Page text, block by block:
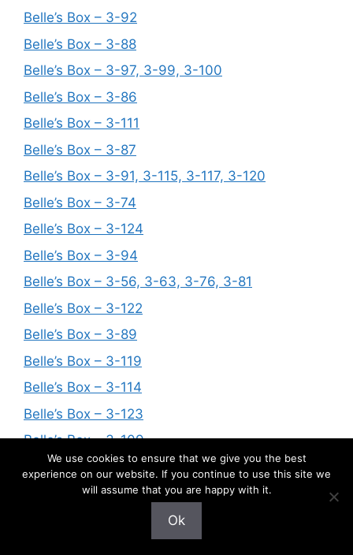
Belle’s Box – 3-92
Belle’s Box – 3-88
Belle’s Box – 3-97, 3-99, 3-100
Belle’s Box – 3-86
Belle’s Box – 3-111
Belle’s Box – 3-87
Belle’s Box – 3-91, 3-115, 3-117, 3-120
Belle’s Box – 3-74
Belle’s Box – 3-124
Belle’s Box – 3-94
Belle’s Box – 3-56, 3-63, 3-76, 3-81
Belle’s Box – 3-122
Belle’s Box – 3-89
Belle’s Box – 3-119
Belle’s Box – 3-114
Belle’s Box – 3-123
Belle’s Box – 3-109
Belle’s Box – 3-62, 3-104, 3-106
Belle’s Box – 3-57
We use cookies to ensure that we give you the best
experience on our website. If you continue to use this site we
will assume that you are happy with it.
Ok